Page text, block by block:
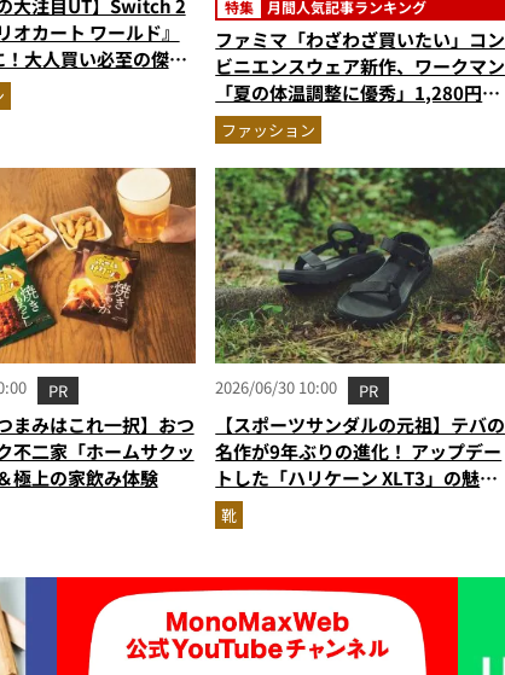
大注目UT】Switch 2
オカート ワールド』
大人買い必至の傑作
子リンクコーデにも最
特集 月間人気記事ランキング
ファミマ「わざわざ買いたい」コン
ビニエンスウェア新作、ワークマン
「夏の体温調整に優秀」1,280円の
大正解…ほか【コスパ服の人気記事
ランキングベスト3】（2026年6月
版）
ファッション
PR
まみはこれ一択】おつ
不二家「ホームサクッ
極上の家飲み体験
2026/06/30 10:00 PR
【スポーツサンダルの元祖】テバの
名作が9年ぶりの進化！ アップデー
トした「ハリケーン XLT3」の魅力
を識者があらゆる角度から徹底解
説！
靴